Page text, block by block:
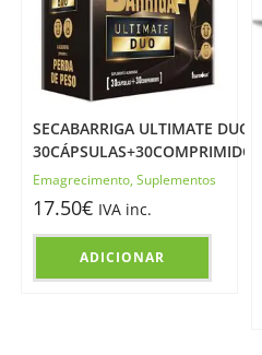
SECABARRIGA ULTIMATE DUO –
30CÁPSULAS+30COMPRIMIDOS
Emagrecimento, Suplementos
17.50€ IVA inc.
ADICIONAR